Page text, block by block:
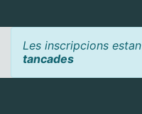
Les inscripcions estan
tancades